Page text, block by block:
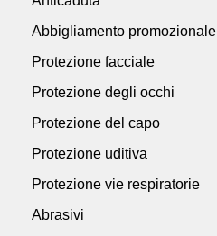
Abbigliamento promozionale
Protezione facciale
Protezione degli occhi
Protezione del capo
Protezione uditiva
Protezione vie respiratorie
Abrasivi